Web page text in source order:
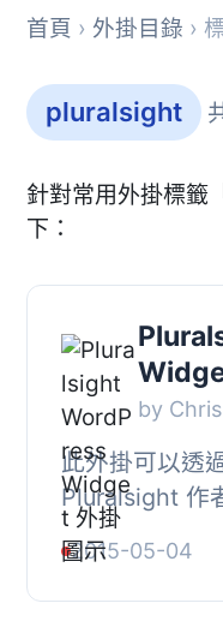
首頁 › 外掛目錄 ›
pluralsight
針對常用外掛標籤
下：
by
此外掛可以透
Pluralsight 作
至網站。小工
的欄位（姓氏
Pluralsight ...
2015-05-04